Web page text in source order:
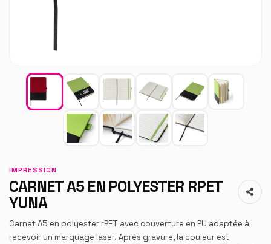
IMPRESSION
CARNET A5 EN POLYESTER RPET
YUNA
Carnet A5 en polyester rPET avec couverture en PU adaptée à
recevoir un marquage laser. Après gravure, la couleur est